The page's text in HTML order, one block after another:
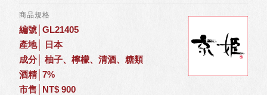
商品規格
編號│GL21405
產地│ 日本
成分│ 柚子、檸檬、清酒、糖類
酒精│7%
市售│NT$ 900